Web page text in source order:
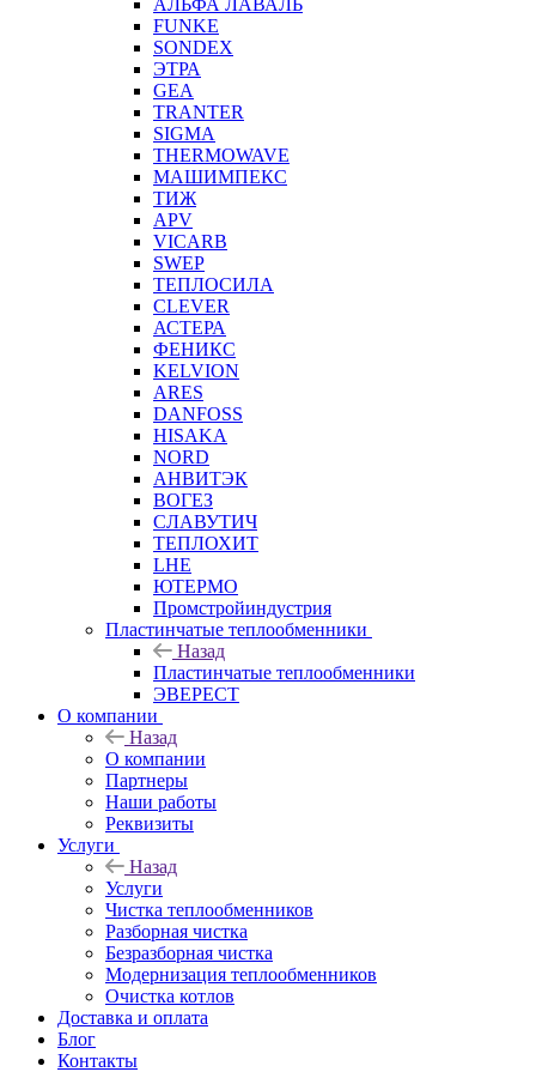
АЛЬФА ЛАВАЛЬ
FUNKE
SONDEX
ЭТРА
GEA
TRANTER
SIGMA
THERMOWAVE
МАШИМПЕКС
ТИЖ
APV
VICARB
SWEP
ТЕПЛОСИЛА
CLEVER
АСТЕРА
ФЕНИКС
KELVION
ARES
DANFOSS
HISAKA
NORD
АНВИТЭК
ВОГЕЗ
СЛАВУТИЧ
ТЕПЛОХИТ
LHE
ЮТЕРМО
Промстройиндустрия
Пластинчатые теплообменники
Назад
Пластинчатые теплообменники
ЭВЕРЕСТ
О компании
Назад
О компании
Партнеры
Наши работы
Реквизиты
Услуги
Назад
Услуги
Чистка теплообменников
Разборная чистка
Безразборная чистка
Модернизация теплообменников
Очистка котлов
Доставка и оплата
Блог
Контакты